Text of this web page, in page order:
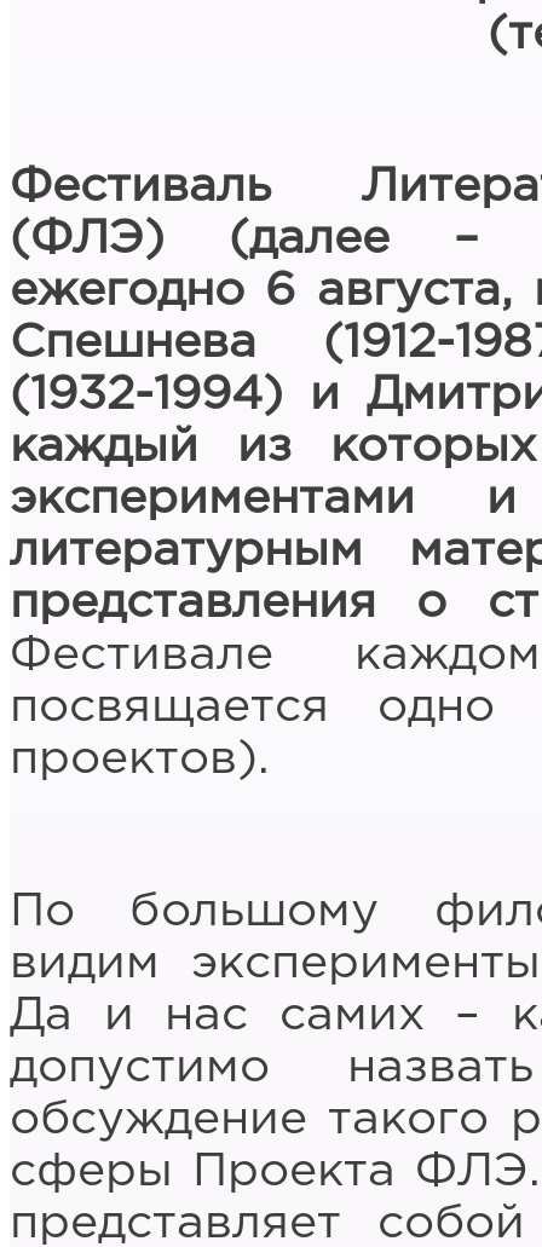
Фестиваль
(ФЛЭ) (далее –
ежегодно 6
Спешнева (1912-
(1932-1994) и
каждый из
экспериментами
литературным
представления о
Фестивале
посвящается
проектов).
По большому
видим
Да и нас самих –
допустимо
обсуждение такого
сферы Проекта
представляет